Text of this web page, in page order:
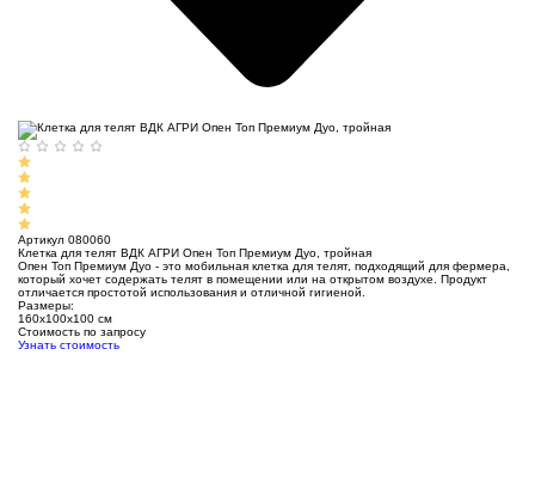
Артикул 080060
Клетка для телят ВДК АГРИ Опен Топ Премиум Дуо, тройная
Опен Топ Премиум Дуо - это мобильная клетка для телят, подходящий для фермера,
который хочет содержать телят в помещении или на открытом воздухе. Продукт
отличается простотой использования и отличной гигиеной.
Размеры:
160х100х100 см
Стоимость по запросу
Узнать стоимость